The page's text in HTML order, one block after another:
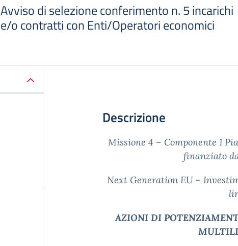
Avviso di selezione conferimento n. 5 incarichi
e/o contratti con Enti/Operatori economici
Descrizione
Missione 4 – Componente 1
finanziato
Next Generation EU –
AZIONI DI